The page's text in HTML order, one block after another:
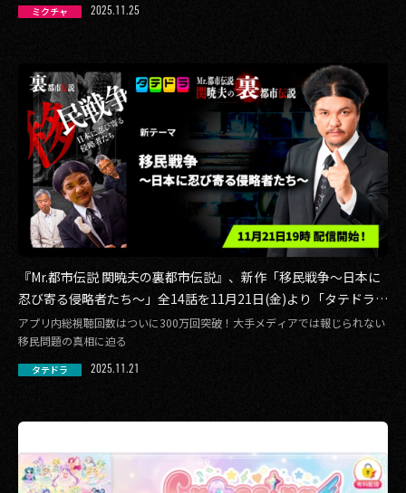
ミクチャ 2025.11.25
『Mr.都市伝説 関暁夫の裏都市伝説』、新作「移民戦争〜日本に
忍び寄る侵略者たち〜」全14話を11月21日(金)より「タテドラ」
で配信開始
アプリ内総視聴回数はついに300万回突破！大手メディアでは報じられない
移民問題の真相に迫る
タテドラ 2025.11.21